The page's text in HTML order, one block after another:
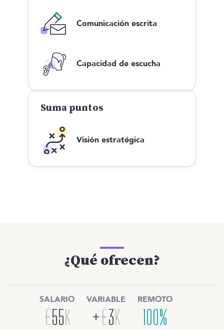
Comunicación escrita
Capacidad de escucha
Suma puntos
Visión estratégica
¿Qué ofrecen?
SALARIO
€55K
VARIABLE
+€3K
REMOTO
100%